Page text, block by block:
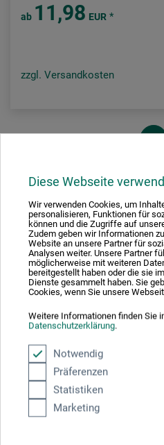
Diese Webseite
Wir verwenden Cookies, um
personalisieren, Funktionen für
können und die Zugriffe auf
Zudem geben wir Informationen
Website an unsere Partner für
Analysen weiter. Unsere Partner
möglicherweise mit weiteren
bereitgestellt haben oder die sie
Dienste gesammelt haben. Sie
Cookies, wenn Sie unsere
Weitere Informationen finden Sie
Datenschutzerklärung.
Notwendig
Präferenzen
Statistiken
Marketing
ab 11,98 EUR *
zzgl. Versandkosten
Ausgezeichnet sicher
Mit diesem Logo möchten wir zeigen,
für Deutschland am dualen System Der